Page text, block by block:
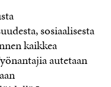
sosiaalisesta
kaikkea
autetaan